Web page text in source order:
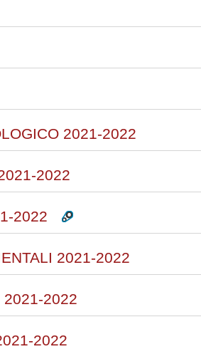
2021-2022
2022
2022
2021-2022
2021-2022
2022